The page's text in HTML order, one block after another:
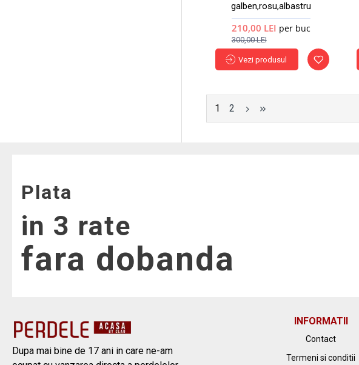
galben,rosu,albastru
210,00 LEI per buc
300,00 LEI
Vezi produsul
1 2
Plata
in 3 rate
fara dobanda
Dupa mai bine de 17 ani in care ne-am
INFORMATII
Contact
Termeni si conditii